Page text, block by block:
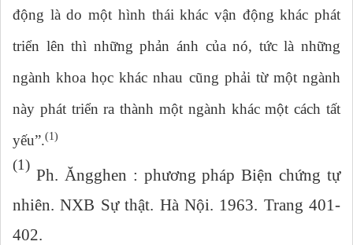
động là do một hình thái khác vận động khác phát
triển lên thì những phản ánh của nó, tức là những
ngành khoa học khác nhau cũng phải từ một ngành
này phát triển ra thành một ngành khác một cách tất
yếu”.(1)
(1)
Ph. Ăngghen : phương pháp Biện chứng tự
nhiên. NXB Sự thật. Hà Nội. 1963. Trang 401-
402.